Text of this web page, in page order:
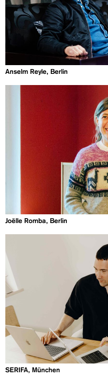
Anselm Reyle, Berlin
Joëlle Romba, Berlin
SERIFA, München